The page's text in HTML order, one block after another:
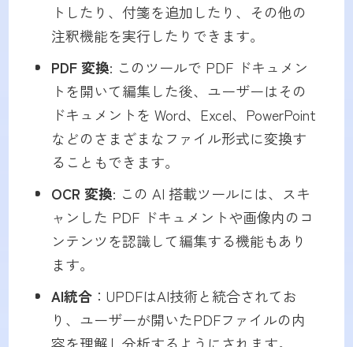
トしたり、付箋を追加したり、その他の
注釈機能を実行したりできます。
PDF 変換: このツールで PDF ドキュメン
トを開いて編集した後、ユーザーはその
ドキュメントを Word、Excel、PowerPoint
などのさまざまなファイル形式に変換す
ることもできます。
OCR 変換: この AI 搭載ツールには、スキ
ャンした PDF ドキュメントや画像内のコ
ンテンツを認識して編集する機能もあり
ます。
AI統合：UPDFはAI技術と統合されてお
り、ユーザーが開いたPDFファイルの内